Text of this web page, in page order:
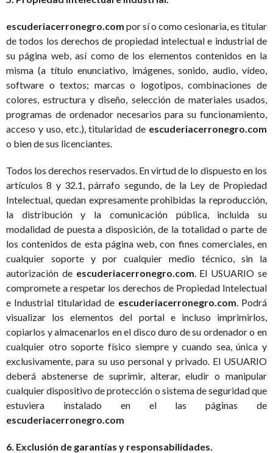
escuderiacerronegro.com por sí o como cesionaria, es titular
de todos los derechos de propiedad intelectual e industrial de
su página web, así como de los elementos contenidos en la
misma (a título enunciativo, imágenes, sonido, audio, vídeo,
software o textos; marcas o logotipos, combinaciones de
colores, estructura y diseño, selección de materiales usados,
programas de ordenador necesarios para su funcionamiento,
acceso y uso, etc.), titularidad de escuderiacerronegro.com
o bien de sus licenciantes.
Todos los derechos reservados. En virtud de lo dispuesto en los
artículos 8 y 32.1, párrafo segundo, de la Ley de Propiedad
Intelectual, quedan expresamente prohibidas la reproducción,
la distribución y la comunicación pública, incluida su
modalidad de puesta a disposición, de la totalidad o parte de
los contenidos de esta página web, con fines comerciales, en
cualquier soporte y por cualquier medio técnico, sin la
autorización de escuderiacerronegro.com. El USUARIO se
compromete a respetar los derechos de Propiedad Intelectual
e Industrial titularidad de escuderiacerronegro.com. Podrá
visualizar los elementos del portal e incluso imprimirlos,
copiarlos y almacenarlos en el disco duro de su ordenador o en
cualquier otro soporte físico siempre y cuando sea, única y
exclusivamente, para su uso personal y privado. El USUARIO
deberá abstenerse de suprimir, alterar, eludir o manipular
cualquier dispositivo de protección o sistema de seguridad que
estuviera instalado en el las páginas de
escuderiacerronegro.com
6. Exclusión de garantías y responsabilidades.